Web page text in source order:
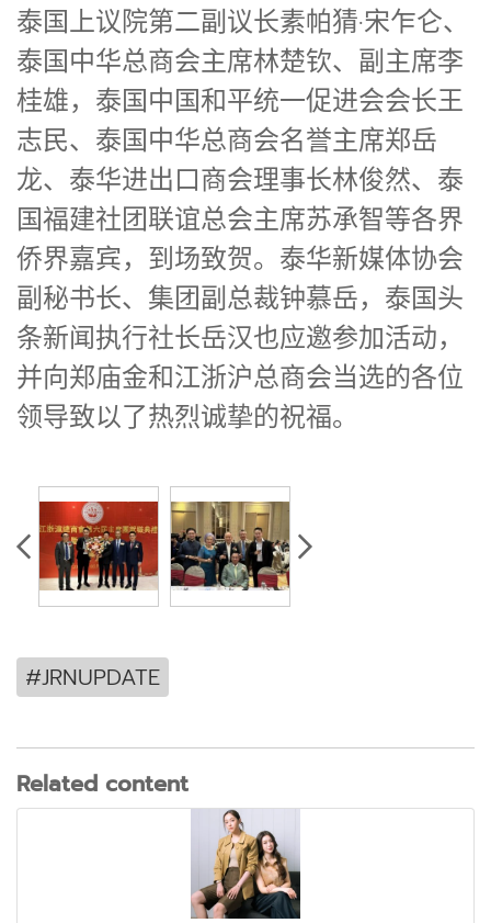
泰国上议院第二副议长素帕猜·宋乍仑、
泰国中华总商会主席林楚钦、副主席李
桂雄，泰国中国和平统一促进会会长王
志民、泰国中华总商会名誉主席郑岳
龙、泰华进出口商会理事长林俊然、泰
国福建社团联谊总会主席苏承智等各界
侨界嘉宾，到场致贺。泰华新媒体协会
副秘书长、集团副总裁钟慕岳，泰国头
条新闻执行社长岳汉也应邀参加活动，
并向郑庙金和江浙沪总商会当选的各位
领导致以了热烈诚挚的祝福。
#JRNUPDATE
Related content